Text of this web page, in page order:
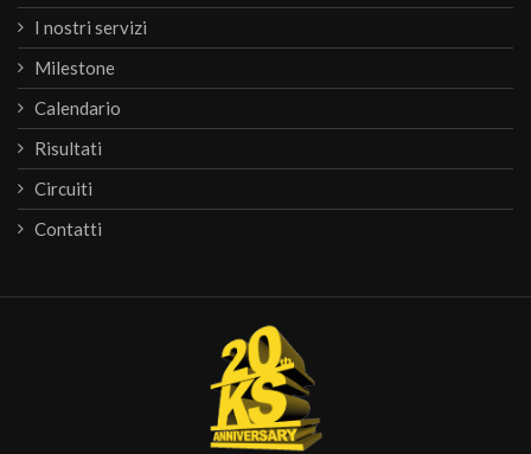
I nostri servizi
Milestone
Calendario
Risultati
Circuiti
Contatti